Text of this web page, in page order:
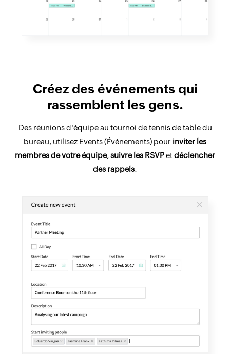
Créez des événements qui
rassemblent les gens.
Des réunions d'équipe au tournoi de tennis de table du
bureau, utilisez Events (Événements) pour inviter les
membres de votre équipe,suivre les RSVPetdéclencher
des rappels.